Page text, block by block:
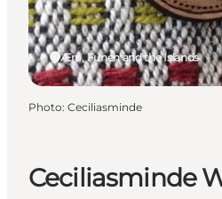
Ceciliasminde
Ærø, Funen and the Islands
Photo: Ceciliasminde